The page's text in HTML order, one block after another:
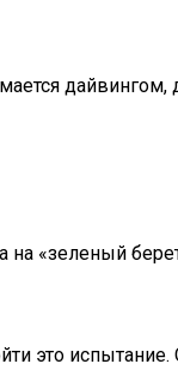
на «зеленый
это